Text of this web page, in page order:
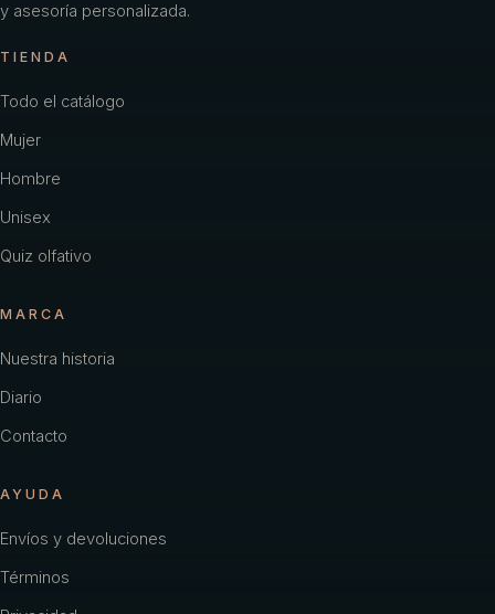
Calvin Klein
Carolina Herrera
Cartier
Chacharel Woman
Chevignon
Coach
Color
Davidoff
Diesel
Dior
y asesoría personalizada.
TIENDA
Todo el catálogo
Mujer
Hombre
Unisex
Quiz olfativo
MARCA
Nuestra historia
Diario
Contacto
AYUDA
Envíos y devoluciones
Términos